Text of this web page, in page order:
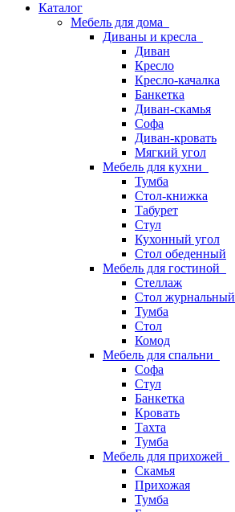
Каталог
Мебель для дома
Диваны и кресла
Диван
Кресло
Кресло-качалка
Банкетка
Диван-скамья
Софа
Диван-кровать
Мягкий угол
Мебель для кухни
Тумба
Стол-книжка
Табурет
Стул
Кухонный угол
Стол обеденный
Мебель для гостиной
Стеллаж
Стол журнальный
Тумба
Стол
Комод
Мебель для спальни
Софа
Стул
Банкетка
Кровать
Тахта
Тумба
Мебель для прихожей
Скамья
Прихожая
Тумба